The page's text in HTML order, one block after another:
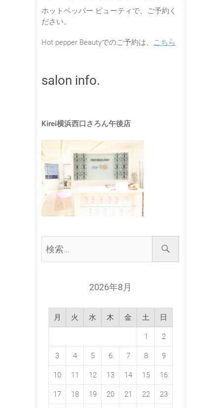
ホットペッパー ビューティで、ご予約く
ださい。
Hot pepper Beautyでのご予約は、 こちら
salon info.
Kirei横浜西口さろん午後店
索…
2026年8月
月 火 水 木 金 土 日
1 2
3 4 5 6 7 8 9
10 11 12 13 14 15 16
17 18 19 20 21 22 23